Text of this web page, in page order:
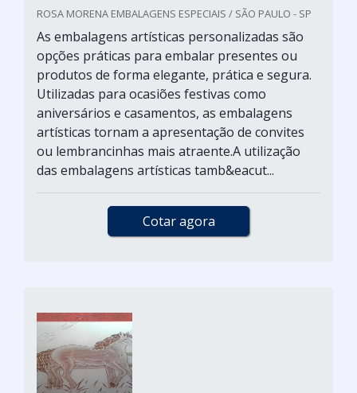
ROSA MORENA EMBALAGENS ESPECIAIS / SÃO PAULO - SP
As embalagens artísticas personalizadas são
opções práticas para embalar presentes ou
produtos de forma elegante, prática e segura.
Utilizadas para ocasiões festivas como
aniversários e casamentos, as embalagens
artísticas tornam a apresentação de convites
ou lembrancinhas mais atraente.A utilização
das embalagens artísticas tamb&eacut...
Cotar agora